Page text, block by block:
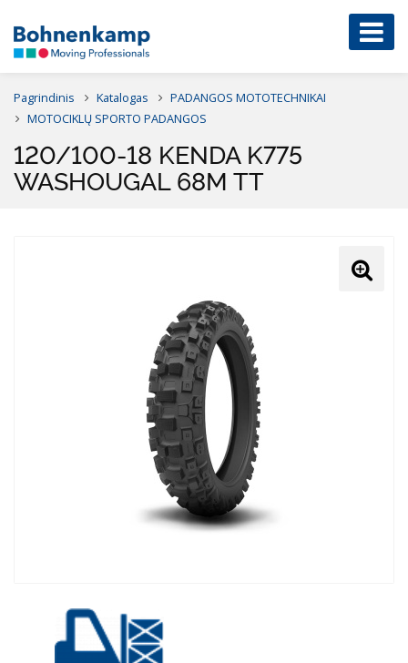
Pagrindinis Katalogas
PADANGOS MOTOTECHNIKAI
MOTOCIKLŲ SPORTO PADANGOS
120/100-18 KENDA K775
WASHOUGAL 68M TT